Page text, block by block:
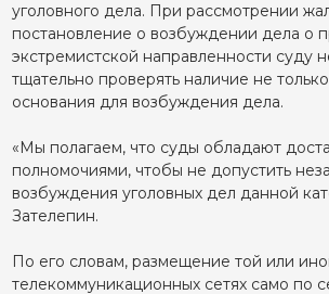
уголовного дела. При рассмотрении
постановление о возбуждении дела о
экстремистской направленности суду
тщательно проверять наличие не
основания для возбуждения дела.
«Мы полагаем, что суды обладают
полномочиями, чтобы не допустить
возбуждения уголовных дел данной
Зателепин.
По его словам, размещение той или
телекоммуникационных сетях само по